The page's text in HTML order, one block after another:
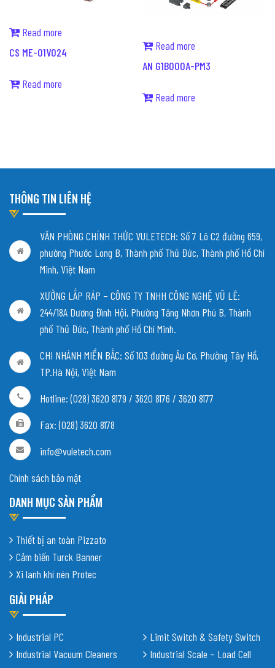
Read more
CS ME-01V024
Read more
Read more
AN G1B000A-PM3
Read more
THÔNG TIN LIÊN HỆ
VĂN PHÒNG CHÍNH THỨC VULETECH: Số 7 Lô C2 đường 659,
phường Phước Long B, Thành phố Thủ Đức, Thành phố Hồ Chí
Minh, Việt Nam
XƯỞNG LẮP RÁP – CÔNG TY TNHH CÔNG NGHỆ VŨ LÊ:
244/18A Dương Đình Hội, Phường Tăng Nhơn Phú B, Thành
phố Thủ Đức, Thành phố Hồ Chí Minh.
CHI NHÁNH MIỀN BẮC: Số 103 đường Âu Cơ, Phường Tây Hồ,
TP.Hà Nội, Việt Nam
Hotline: (028) 3620 8179 / 3620 8176 / 3620 8177
Fax: (028) 3620 8178
info@vuletech.com
Chính sách bảo mật
DANH MỤC SẢN PHẨM
Thiết bị an toàn Pizzato
Cảm biến Turck Banner
Xi lanh khí nén Protec
GIẢI PHÁP
Industrial PC
Industrial Vacuum Cleaners
Limit Switch & Safety Switch
Industrial Scale – Load Cell